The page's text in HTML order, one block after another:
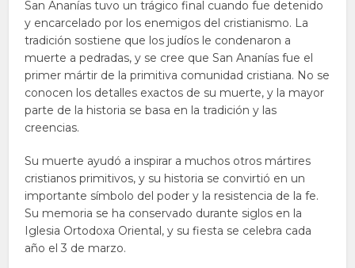
San Ananías tuvo un trágico final cuando fue detenido
y encarcelado por los enemigos del cristianismo. La
tradición sostiene que los judíos le condenaron a
muerte a pedradas, y se cree que San Ananías fue el
primer mártir de la primitiva comunidad cristiana. No se
conocen los detalles exactos de su muerte, y la mayor
parte de la historia se basa en la tradición y las
creencias.
Su muerte ayudó a inspirar a muchos otros mártires
cristianos primitivos, y su historia se convirtió en un
importante símbolo del poder y la resistencia de la fe.
Su memoria se ha conservado durante siglos en la
Iglesia Ortodoxa Oriental, y su fiesta se celebra cada
año el 3 de marzo.